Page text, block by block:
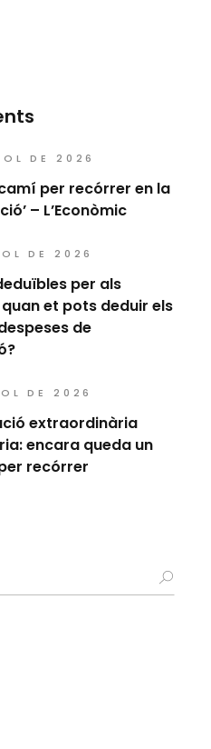
DE 2026
camí per recórrer en la
– L’Econòmic
DE 2026
per als
et pots deduir els
de
DE 2026
extraordinària
encara queda un
recórrer